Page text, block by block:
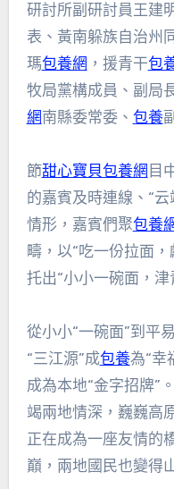
研討所副研討員王建
表、黃南躲族自治州
瑪包養網 ，援青干包
牧局黨構成員、副局
網南縣委常委、 包養
節甜心寶貝包養網 目
的嘉賓及時連線、“
情形，嘉賓們聚包養
疇，以“吃一份拉面
托出“小小一碗面，津
從小小“一碗面”到平
“三江源”成包養為“幸
成為本地“金字招牌”
竭兩地情深，巍巍高
正在成為一座友情的
巔，兩地國民也變得